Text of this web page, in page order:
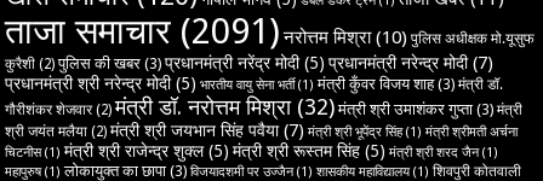
ताजा समाचार (2091) नरोत्तम मिश्रा(10) पुलिस अधीक्षक मो.यूसुफ
कुरैशी (2) पुलिस की खबर (3) प्रधानमंत्री नरेंद्र मोदी(5) प्रधानमंत्री नरेन्द्र मोदी(7)
प्रधानमंत्री श्री नरेन्द्र मोदी(5) भारतीय वायु सेना भर्ती(1) मंत्री कुँवर विजय शाह(3) मंत्री डॉ.
गौरीशंकर शेजवार(2) मंत्री डॉ. नरोत्तम मिश्रा(32) मंत्री श्री उमाशंकर गुप्ता (3) मंत्री
श्री जयंत मलैया (2) मंत्री श्री जयभान सिंह पवैया(7) मंत्री श्री भूपेंद्र सिंह(1) मंत्री श्रीमती अर्चना
चिटनीस(1) मंत्री श्री राजेन्द्र शुक्ल(5) मंत्री श्री रूस्तम सिंह (5) मंत्री श्री शरद जैन(1)
महापुरुष(1) लोकायुक्त का छापा (3) विजयादशमी पर उज्‍जैन(1) शासकीय महाविद्यालय(1) शिवपुरी कोतवाली